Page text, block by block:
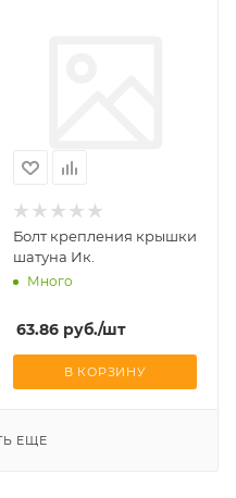
Болт крепления крышки
шатуна Ик.
Много
63.86руб./шт
В КОРЗИНУ
ЕЩЕ